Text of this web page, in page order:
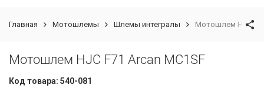
Главная Мотошлемы Шлемы интегралы Мотошлем HJC
Мотошлем HJC F71 Arcan MC1SF
Код товара: 540-081